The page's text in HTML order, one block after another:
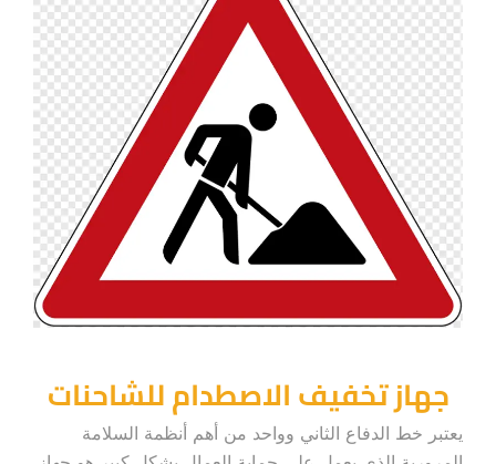
جهاز تخفيف الاصطدام للشاحنات
يعتبر خط الدفاع الثاني وواحد من أهم أنظمة السلامة